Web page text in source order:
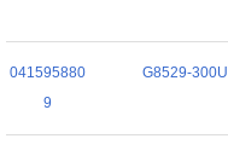
041595880
9
G8529-300U